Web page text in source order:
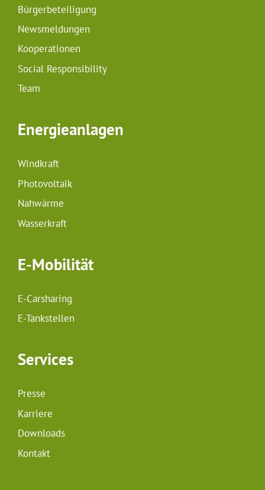
Bürgerbeteiligung
Newsmeldungen
Kooperationen
Social Responsibility
Team
Energieanlagen
Windkraft
Photovoltaik
Nahwärme
Wasserkraft
E-Mobilität
E-Carsharing
E-Tankstellen
Services
Presse
Karriere
Downloads
Kontakt